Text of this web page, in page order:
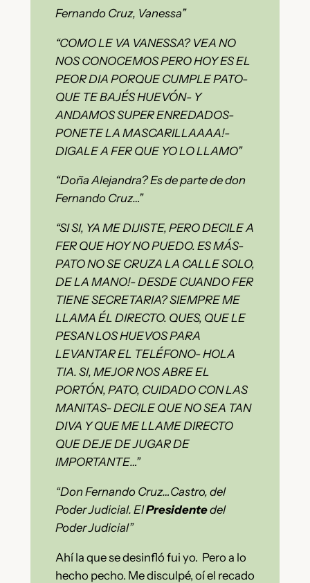
Fernando Cruz, Vanessa”
“COMO LE VA VANESSA? VEA NO
NOS CONOCEMOS PERO HOY ES EL
PEOR DIA PORQUE CUMPLE PATO-
QUE TE BAJÉS HUEVÓN- Y
ANDAMOS SUPER ENREDADOS-
PONETE LA MASCARILLAAAA!-
DIGALE A FER QUE YO LO LLAMO”
“Doña Alejandra? Es de parte de don
Fernando Cruz…”
“SI SI, YA ME DIJISTE, PERO DECILE A
FER QUE HOY NO PUEDO. ES MÁS-
PATO NO SE CRUZA LA CALLE SOLO,
DE LA MANO!- DESDE CUANDO FER
TIENE SECRETARIA? SIEMPRE ME
LLAMA ÉL DIRECTO. QUES, QUE LE
PESAN LOS HUEVOS PARA
LEVANTAR EL TELÉFONO- HOLA
TIA. SI, MEJOR NOS ABRE EL
PORTÓN, PATO, CUIDADO CON LAS
MANITAS- DECILE QUE NO SEA TAN
DIVA Y QUE ME LLAME DIRECTO
QUE DEJE DE JUGAR DE
IMPORTANTE…”
“Don Fernando Cruz…Castro, del
Poder Judicial. ElPresidentedel
Poder Judicial”
Ahí la que se desinfló fui yo. Pero a lo
hecho pecho. Me disculpé, oí el recado